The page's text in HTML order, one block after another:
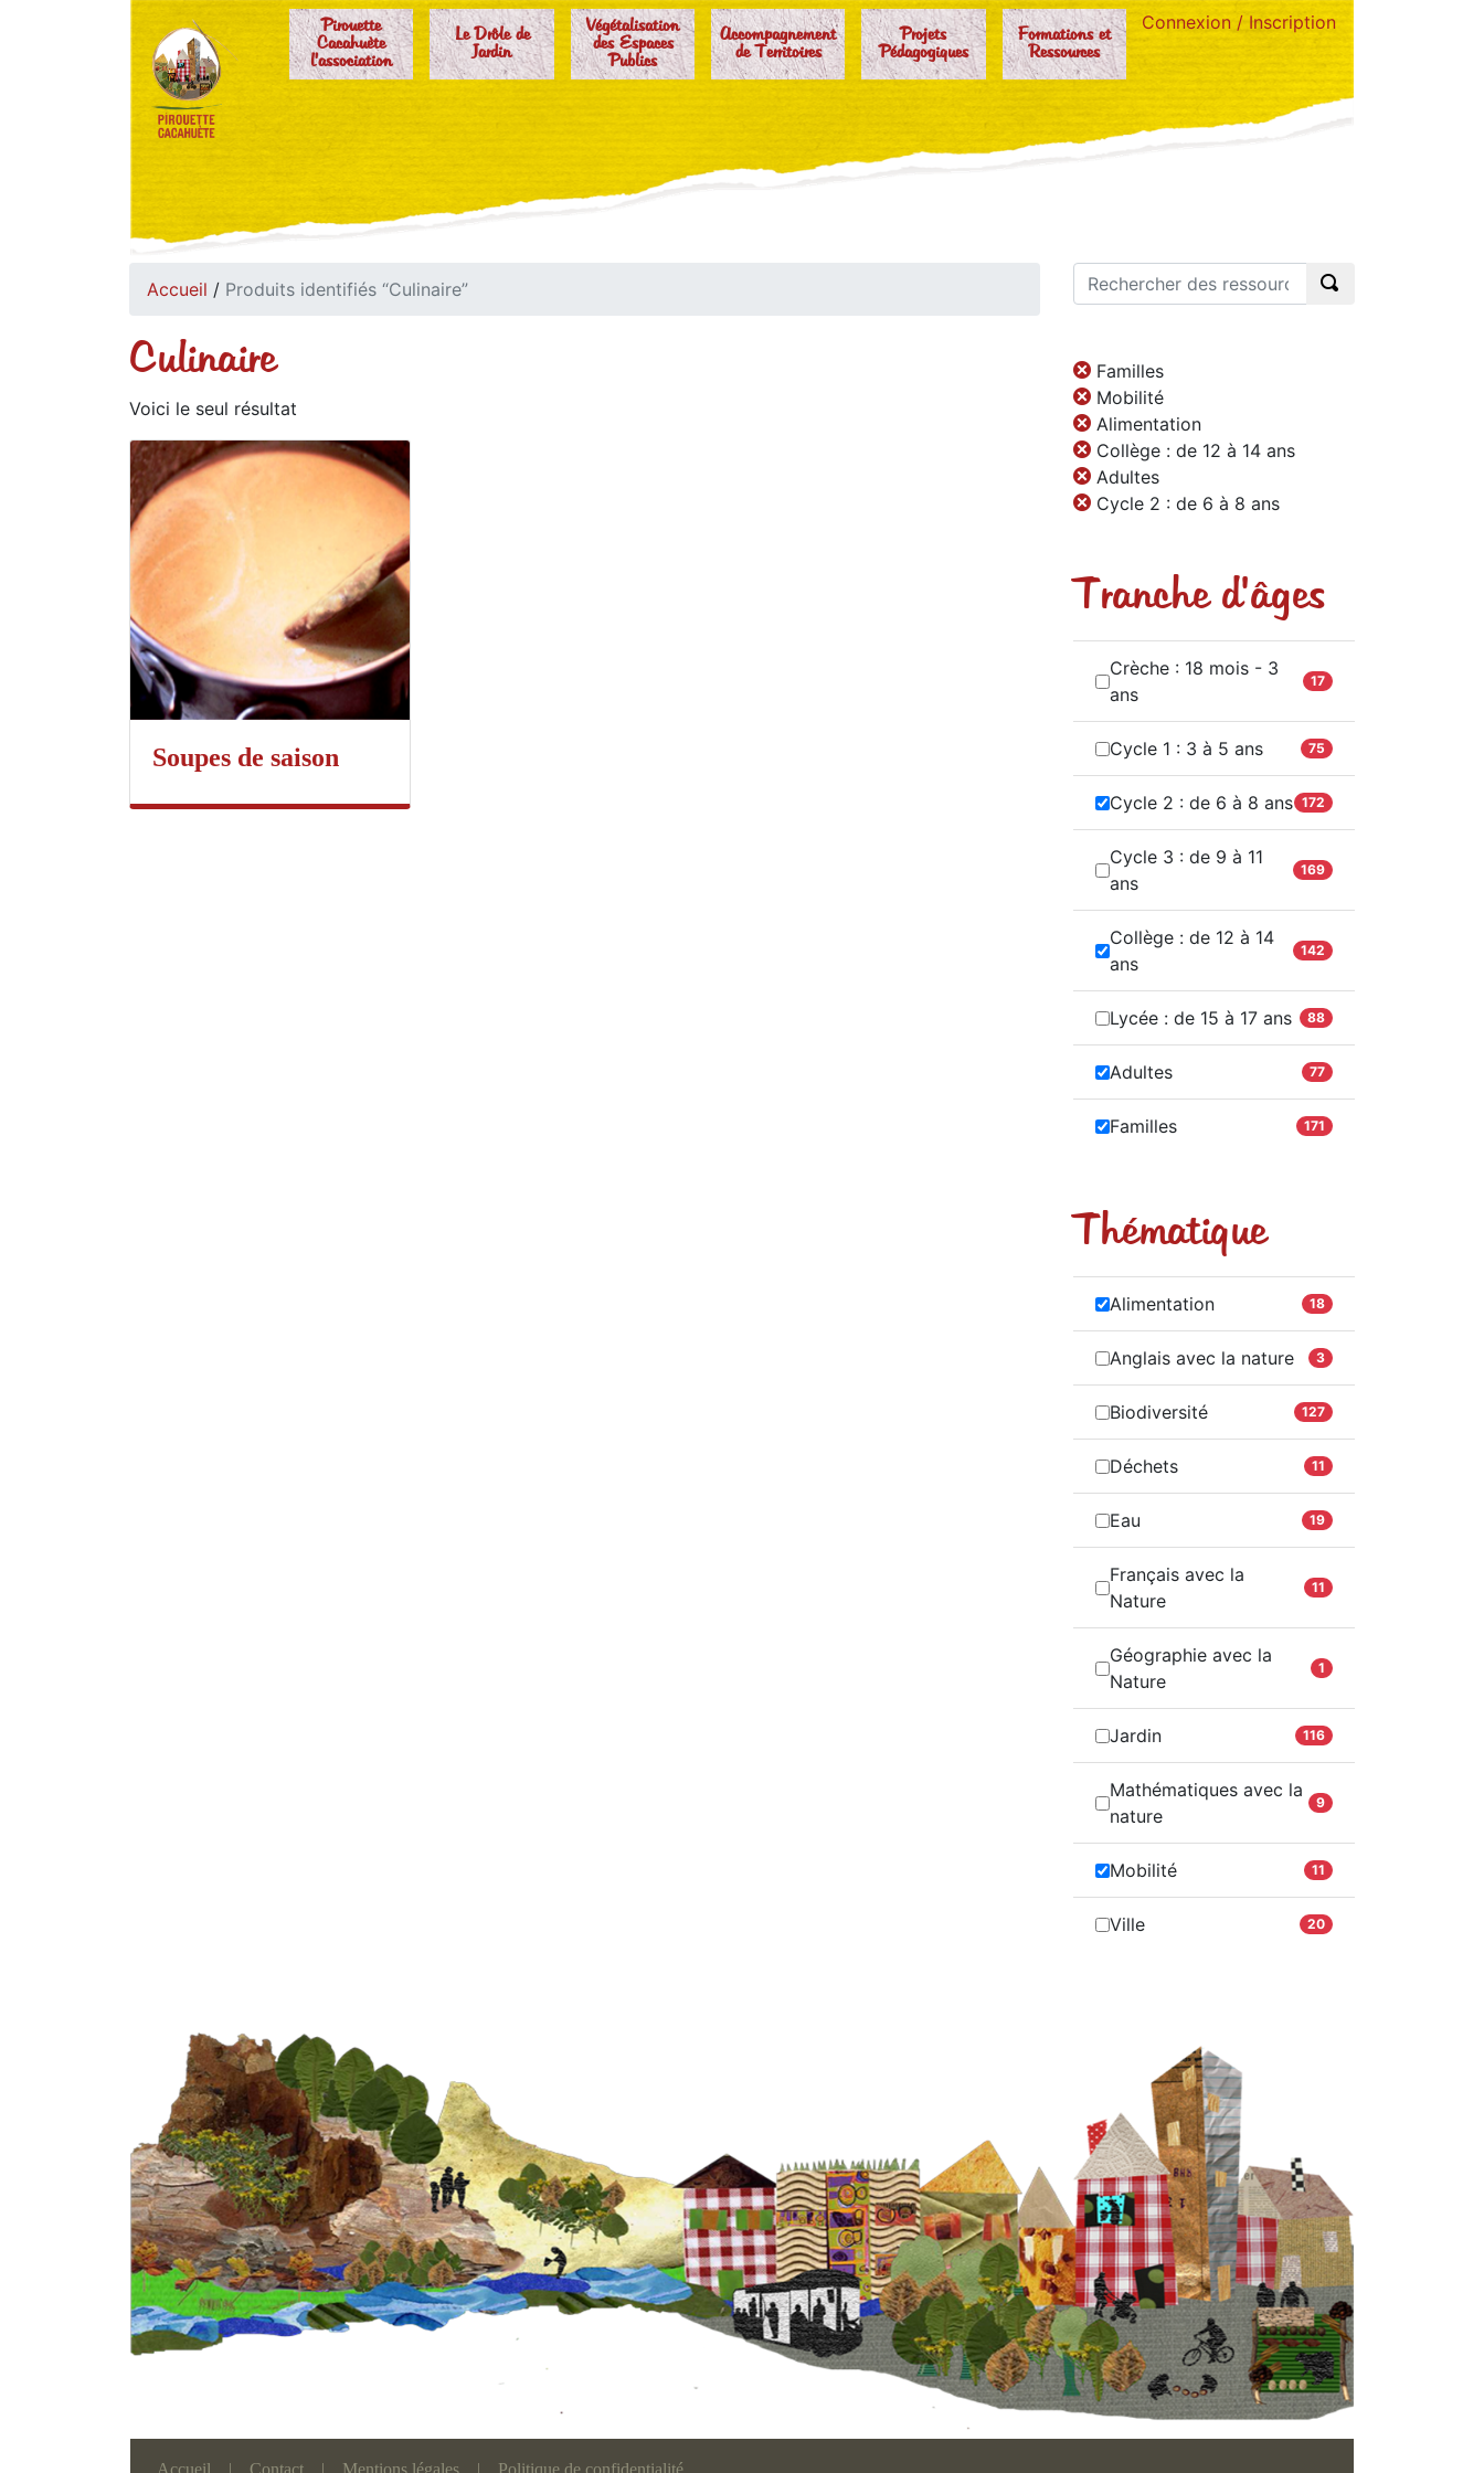
Pirouette
Cacahuète
l'association
Le Drôle de
Jardin
Végétalisation
des Espaces
Publics
Accompagnement
de Territoires
Projets
Pédagogiques
Formations et
Ressources
Connexion / Inscription
Accueil / Produits identifiés “Culinaire”
Culinaire
Voici le seul résultat
Soupes de saison
Familles
Mobilité
Alimentation
Collège : de 12 à 14 ans
Adultes
Cycle 2 : de 6 à 8 ans
Tranche d'âges
Crèche : 18 mois - 3
ans
17
Cycle 1 : 3 à 5 ans 75
Cycle 2 : de 6 à 8 ans 172
Cycle 3 : de 9 à 11
ans
169
Collège : de 12 à 14
ans
142
Lycée : de 15 à 17 ans 88
Adultes 77
Familles 171
Thématique
Alimentation 18
Anglais avec la nature 3
Biodiversité 127
Déchets 11
Eau 19
Français avec la
Nature
11
Géographie avec la
Nature
1
Jardin 116
Mathématiques avec la
nature
9
Mobilité 11
Ville 20